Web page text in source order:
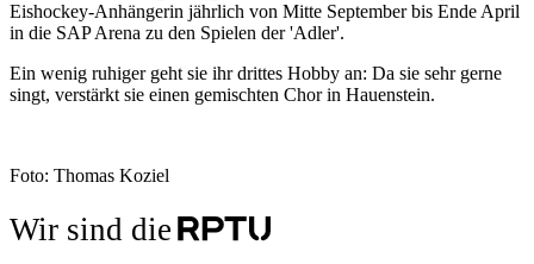
Eishockey-Anhängerin jährlich von Mitte September bis Ende April
in die SAP Arena zu den Spielen der 'Adler'.
Ein wenig ruhiger geht sie ihr drittes Hobby an: Da sie sehr gerne
singt, verstärkt sie einen gemischten Chor in Hauenstein.
Foto: Thomas Koziel
Wir sind die